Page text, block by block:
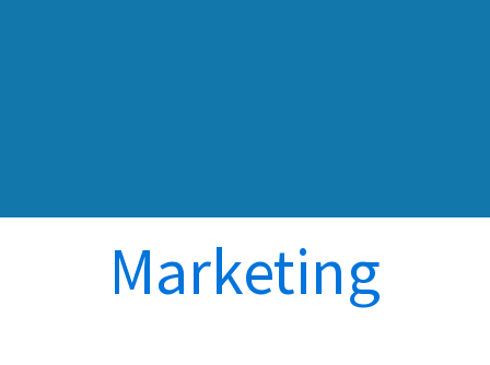
Marketing